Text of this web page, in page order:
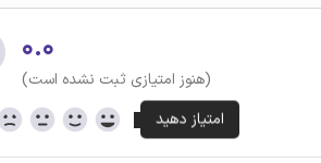
۰.۰
(هنوز امتیازی ثبت نشده است)